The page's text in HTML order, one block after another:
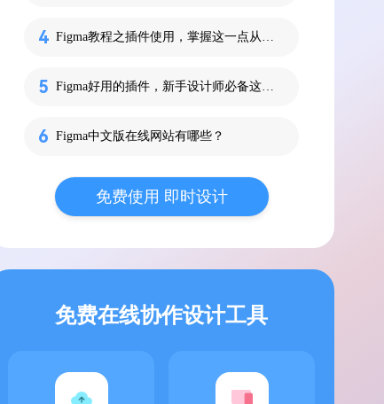
Figma教程之插件使用，掌握这一点从此不加班！
Figma好用的插件，新手设计师必备这7个！
Figma中文版在线网站有哪些？
免费使用 即时设计
免费在线协作设计工具